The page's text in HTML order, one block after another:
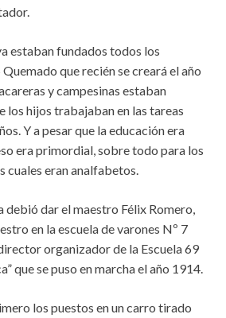
estaban fundados todos los
que recién se creará el año
y campesinas estaban
los hijos trabajaban en las tareas
Y a pesar que la educación era
era primordial, sobre todo para los
cuales eran analfabetos.
debió dar el maestro Félix Romero,
en la escuela de varones Nº 7
organizador de la Escuela 69
que se puso en marcha el año 1914.
los puestos en un carro tirado